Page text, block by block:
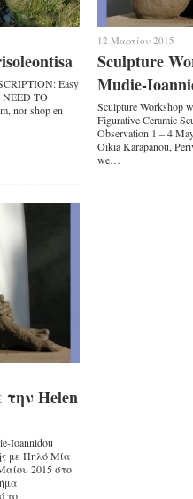
Easy
NEED TO
nor shop en
12 Μαρτίου 2015
Sculpture
Mudie-
Sculpture Workshop
Figurative Ceramic
Observation 1 – 4
Oikia Karapanou,
we…
Helen
Ioannidou
με Πηλό Μία
2015 στο
το